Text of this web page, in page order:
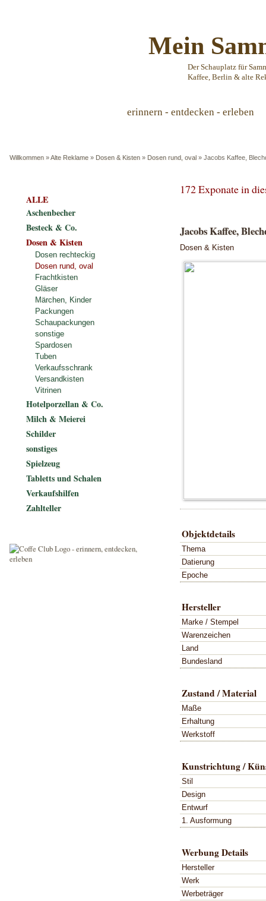
Mein
Der Schauplatz für
Kaffee, Berlin & alte
erinnern - entdecken - erleben
Willkommen »Alte Reklame » Dosen & Kisten » Dosen rund, oval » Jacobs Kaffee,
172 Exponate in
Jacobs Kaffee,
Dosen & Kisten
Objektdetails
Thema
Datierung
Epoche
Hersteller
Marke / Stempel
Warenzeichen
Land
Bundesland
Zustand / Material
Maße
Erhaltung
Werkstoff
Kunstrichtung /
Stil
Design
Entwurf
1. Ausformung
Werbung Details
Hersteller
Werk
Werbeträger
ALLE
Aschenbecher
Besteck & Co.
Dosen & Kisten
Dosen rechteckig
Dosen rund, oval
Frachtkisten
Gläser
Märchen, Kinder
Packungen
Schaupackungen
sonstige
Spardosen
Tuben
Verkaufsschrank
Versandkisten
Vitrinen
Hotelporzellan & Co.
Milch & Meierei
Schilder
sonstiges
Spielzeug
Tabletts und Schalen
Verkaufshilfen
Zahlteller